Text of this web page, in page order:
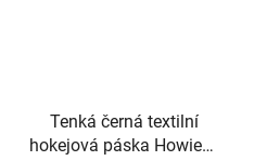
Tenká černá textilní
hokejová páska Howies |